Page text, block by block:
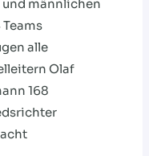
männlichen
alle
Olaf
168